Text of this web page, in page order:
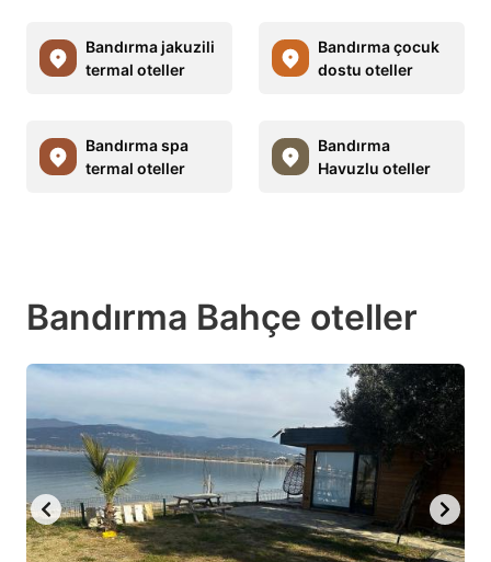
Bandırma jakuzili
termal oteller
Bandırma çocuk
dostu oteller
Bandırma spa
termal oteller
Bandırma
Havuzlu oteller
Bandırma Bahçe oteller